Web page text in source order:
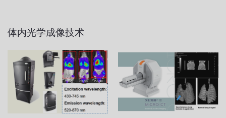
体内光学成像技术